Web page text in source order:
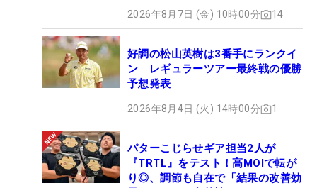
2026年8月7日 (金) 10時00分 14
好調の松山英樹は3番手にランクイ
ン レギュラーツアー最終戦の優勝
予想発表
2026年8月4日 (火) 14時00分 1
パターこじらせギア担当2人が
『TRTL』をテスト！高MOIで転が
り◎、調節も自在で「結果の改善効